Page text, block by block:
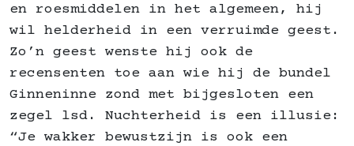
en roesmiddelen in het algemeen, hij
wil helderheid in een verruimde geest.
Zo’n geest wenste hij ook de
recensenten toe aan wie hij de bundel
Ginneninne zond met bijgesloten een
zegel lsd. Nuchterheid is een illusie:
“Je wakker bewustzijn is ook een